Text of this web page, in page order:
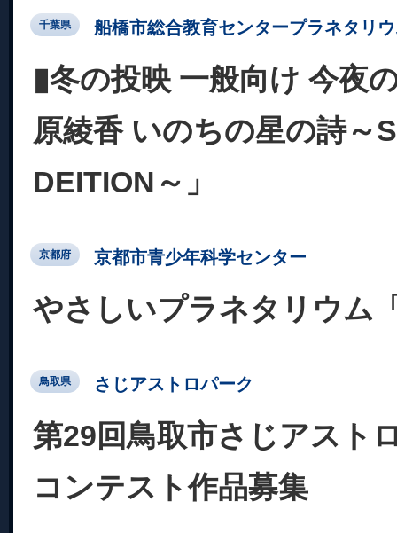
千葉県 船橋市総合教育センタープラネタリ
▮冬の投映 一般向け 今夜
原綾香 いのちの星の詩～
DEITION～」
京都府 京都市青少年科学センター
やさしいプラネタリウム
鳥取県 さじアストロパーク
第29回鳥取市さじアスト
コンテスト作品募集